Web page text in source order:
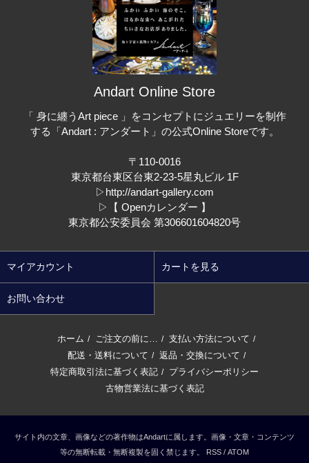
Andart Online Store
「 身に纏うArt piece 」をコンセプトにジュエリーを制作
する「Andart : アンダート」の公式Online Storeです。
〒110-0016
東京都台東区台東2-23-5星丸ビル 1F
▷ http://andart-gallery.com
▷
【 Openカレンダー 】
東京都公安委員会 第306601604820号
マイアカウント カートを見る
お問い合わせ
ホーム / ご注文の前に… / 支払い方法について /
配送・送料について / 返品・交換について /
特定商取引法に基づく表記 / プライバシーポリシー
古物営業法に基づく表記
サイト内の文章、画像などの著作物はAndartに属します。画像・文章・コンテンツ
等の無断転載・無断複製を固く禁じます。 RSS / ATOM